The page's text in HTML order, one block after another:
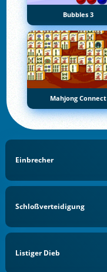
Bubbles 3
Mahjong Connect
Einbrecher
Schloßverteidigung
Listiger Dieb